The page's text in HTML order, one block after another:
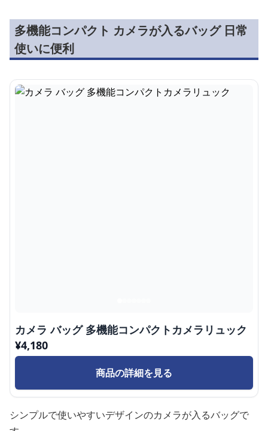
多機能コンパクト カメラが入るバッグ 日常
使いに便利
カメラ バッグ 多機能コンパクトカメラリュック
¥4,180
商品の詳細を見る
シンプルで使いやすいデザインのカメラが入るバッグで